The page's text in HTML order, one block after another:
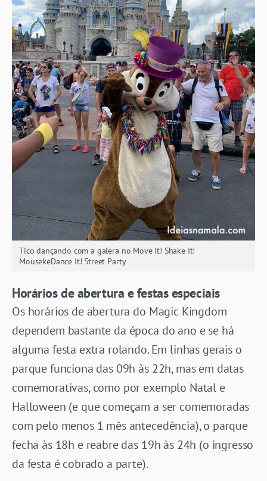
Tico dançando com a galera no Move It! Shake It!
MousekeDance It! Street Party
Horários de abertura efestas especiais
Os horários de abertura do Magic Kingdom
dependem bastante da época do ano e se há
alguma festa extra rolando. Em linhas gerais o
parque funciona das 09h às 22h, mas em datas
comemorativas, como por exemplo Natal e
Halloween (e que começam a ser comemoradas
com pelo menos 1 mês antecedência), o parque
fecha às 18h e reabre das 19h às 24h (o ingresso
da festa é cobrado a parte).